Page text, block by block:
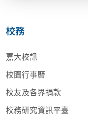
校務
嘉大校訊
校園行事曆
校友及各界捐款
校務研究資訊平臺